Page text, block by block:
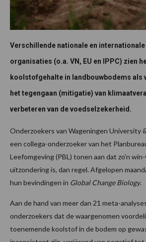
Verschillende nationale en internationale
organisaties (o.a. VN, EU en IPPC) zien
koolstofgehalte in landbouwbodems als
het tegengaan (mitigatie) van
verbeteren van de voedselzekerheid.
Onderzoekers van Wageningen University
een collega-onderzoeker van het
Leefomgeving (PBL) tonen aan dat zo’n
uitzondering is, dan regel. Afgelopen
hun bevindingen in Global Change Biology.
Aan de hand van meer dan 21 meta-
onderzoekers dat de waargenomen
toenemende koolstof in de bodem op